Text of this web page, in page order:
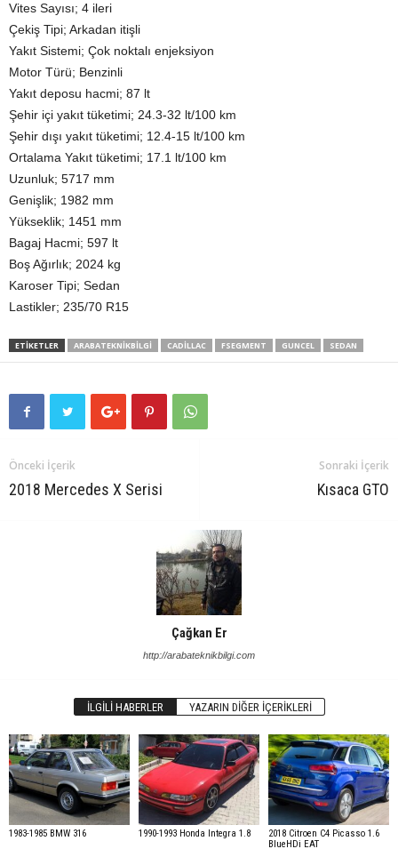
Vites Sayısı; 4 ileri
Çekiş Tipi; Arkadan itişli
Yakıt Sistemi; Çok noktalı enjeksiyon
Motor Türü; Benzinli
Yakıt deposu hacmi; 87 lt
Şehir içi yakıt tüketimi; 24.3-32 lt/100 km
Şehir dışı yakıt tüketimi; 12.4-15 lt/100 km
Ortalama Yakıt tüketimi; 17.1 lt/100 km
Uzunluk; 5717 mm
Genişlik; 1982 mm
Yükseklik; 1451 mm
Bagaj Hacmi; 597 lt
Boş Ağırlık; 2024 kg
Karoser Tipi; Sedan
Lastikler; 235/70 R15
ETIKETLER ARABATEKNIKBILGI CADILLAC FSEGMENT GUNCEL SEDAN
Önceki İçerik
2018 Mercedes X Serisi
Sonraki İçerik
Kısaca GTO
Çağkan Er
http://arabateknikbilgi.com
İLGILI HABERLER YAZARIN DIĞER İÇERIKLERI
1983-1985 BMW 316 1990-1993 Honda Integra 1.8
2018 Citroen C4 Picasso 1.6
BlueHDi EAT